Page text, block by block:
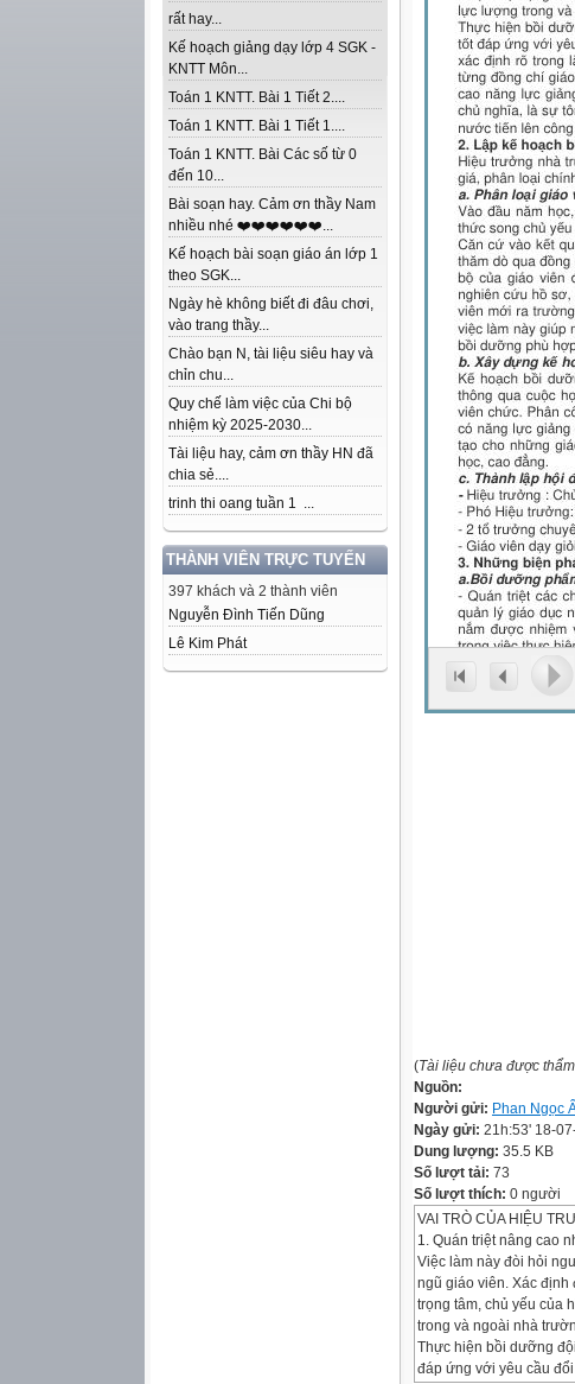
rất hay...
Kế hoạch giảng dạy lớp 4 SGK -
KNTT Môn...
Toán 1 KNTT. Bài 1 Tiết 2....
Toán 1 KNTT. Bài 1 Tiết 1....
Toán 1 KNTT. Bài Các số từ 0
đến 10...
Bài soạn hay. Cảm ơn thầy Nam
nhiều nhé ❤️❤️❤️❤️❤️❤️...
Kế hoạch bài soạn giáo án lớp 1
theo SGK...
Ngày hè không biết đi đâu chơi,
vào trang thầy...
Chào bạn N, tài liệu siêu hay và
chỉn chu...
Quy chế làm việc của Chi bộ
nhiệm kỳ 2025-2030...
Tài liệu hay, cảm ơn thầy HN đã
chia sẻ....
trinh thi oang tuần 1 ...
THÀNH VIÊN TRỰC TUYẾN
397 khách và 2 thành viên
Nguyễn Đình Tiến Dũng
Lê Kim Phát
(Tài liệu chưa được
Nguồn:
Người gửi: Phan Ngọc
Ngày gửi: 21h:53' 18-
Dung lượng: 35.5 KB
Số lượt tải: 73
Số lượt thích: 0 người
VAI TRÒ CỦA HIỆU
1. Quán triệt nâng cao
Việc làm này đòi hỏi
ngũ giáo viên. Xác định
trọng tâm, chủ yếu của
trong và ngoài nhà
Thực hiện bồi dưỡng
đáp ứng với yêu cầu